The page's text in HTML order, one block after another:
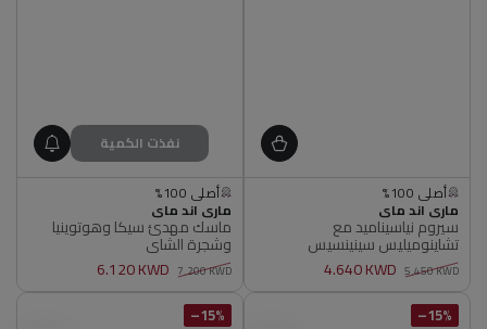
أصلي 100%
الكمية محدودة
أصلي 100%
البائع
ماري اند ماي
سيروم نياسيناميد مع
تشاينوميليس سينينسيس
عادي
5.450 KWD
4.640 KWD
أصلي 100%
غير متاح
أصلي 100%
البائع
ماري اند ماي
ماسك مهدئ سيكا وهوتوينيا
وشجرة الشاي
عادي
7.200 KWD
6.120 KWD
نفذت الكمية
15%–
15%–